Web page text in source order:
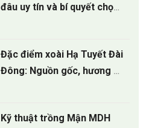
đâu uy tín và bí quyết chọn
Đặc điểm xoài Hạ Tuyết Đài
Đông: Nguồn gốc, hương vị
Kỹ thuật trồng Mận MDH